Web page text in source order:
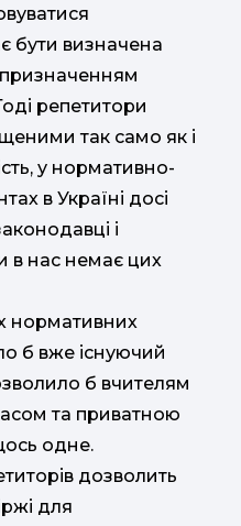
бути визначена
призначенням
репетитори
так само як і
у нормативно-
в Україні досі
і
в нас немає цих
нормативних
б вже існуючий
б вчителям
та приватною
одне.
дозволить
для